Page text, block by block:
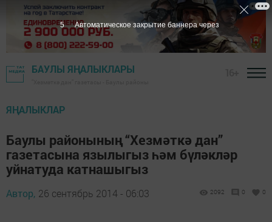
БАУЛЫ ЯҢАЛЫКЛАРЫ
ЯҢАЛЫКЛАР
Баулы районының “Хезмәткә дан”
газетасына язылыгыз һәм бүләкләр
уйнатуда катнашыгыз
Автор, 26 сентябрь 2014 - 06:03 2092 0 0
4 Автоматическое закрытие баннера через